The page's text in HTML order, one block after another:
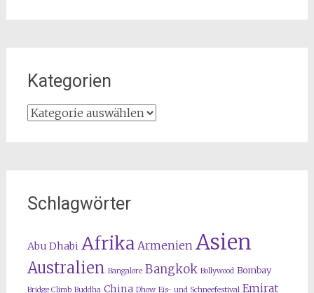
Kategorien
Kategorien
Schlagwörter
Abu Dhabi Afrika Armenien Asien
Australien Bangalore Bangkok Bollywood Bombay
Bridge Climb Buddha China Dhow Eis- und Schneefestival Emirat